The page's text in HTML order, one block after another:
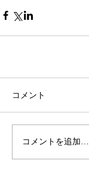
コメント
コメントを追加…